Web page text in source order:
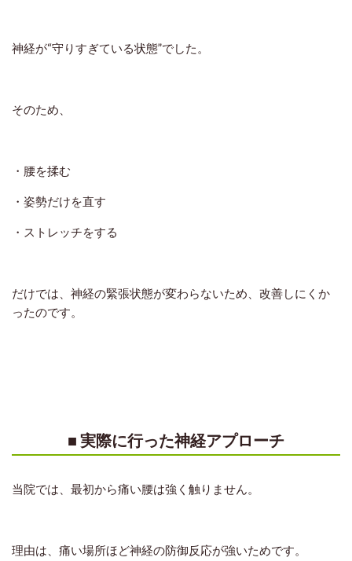
神経が“守りすぎている状態”でした。
そのため、
・腰を揉む
・姿勢だけを直す
・ストレッチをする
だけでは、 神経の緊張状態が変わらないため、改善しにくか
ったのです。
■ 実際に行った神経アプローチ
当院では、 最初から痛い腰は強く触りません。
理由は、 痛い場所ほど神経の防御反応が強いためです。